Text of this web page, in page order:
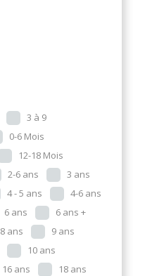
3 à 9
0-6 Mois
12-18 Mois
2-6 ans
3 ans
4 - 5 ans
4-6 ans
6 ans
6 ans +
8 ans
9 ans
10 ans
16 ans 18 ans